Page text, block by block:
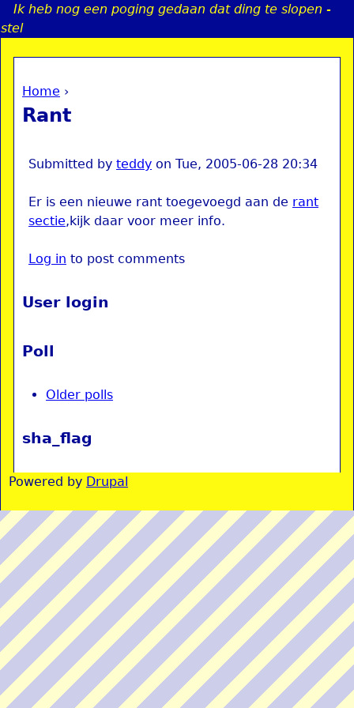
Jump to navigation
Ik heb nog een poging gedaan dat ding te slopen -
stel
You are here
Home ›
Rant
Submitted by teddy on Tue, 2005-06-28 20:34
Er is een nieuwe rant toegevoegd aan de rant
sectie,kijk daar voor meer info.
Log in to post comments
User login
Poll
Older polls
sha_flag
Powered by Drupal